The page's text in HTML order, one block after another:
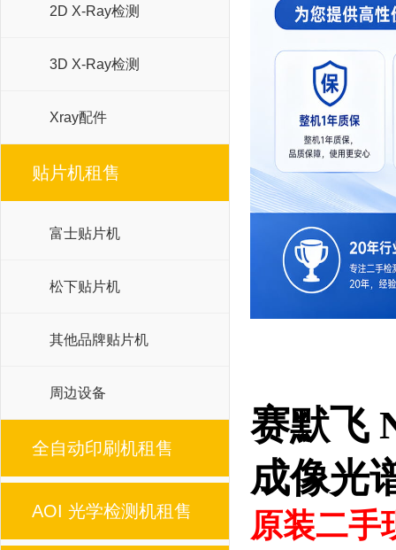
2D X-Ray检测
3D X-Ray检测
Xray配件
贴片机租售
富士贴片机
松下贴片机
其他品牌贴片机
周边设备
全自动印刷机租售
AOI 光学检测机租售
赛默飞
成像光
原装二手